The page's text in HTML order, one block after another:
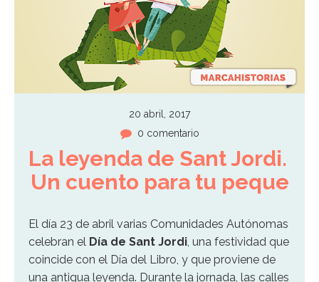
20 abril, 2017
0 comentario
La leyenda de Sant Jordi.
Un cuento para tu peque
El día 23 de abril varias Comunidades Autónomas
celebran el Día de Sant Jordi, una festividad que
coincide con el Día del Libro, y que proviene de
una antigua leyenda. Durante la jornada, las calles